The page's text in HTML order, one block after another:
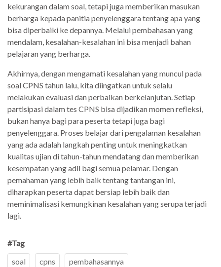
kekurangan dalam soal, tetapi juga memberikan masukan
berharga kepada panitia penyelenggara tentang apa yang
bisa diperbaiki ke depannya. Melalui pembahasan yang
mendalam, kesalahan-kesalahan ini bisa menjadi bahan
pelajaran yang berharga.
Akhirnya, dengan mengamati kesalahan yang muncul pada
soal CPNS tahun lalu, kita diingatkan untuk selalu
melakukan evaluasi dan perbaikan berkelanjutan. Setiap
partisipasi dalam tes CPNS bisa dijadikan momen refleksi,
bukan hanya bagi para peserta tetapi juga bagi
penyelenggara. Proses belajar dari pengalaman kesalahan
yang ada adalah langkah penting untuk meningkatkan
kualitas ujian di tahun-tahun mendatang dan memberikan
kesempatan yang adil bagi semua pelamar. Dengan
pemahaman yang lebih baik tentang tantangan ini,
diharapkan peserta dapat bersiap lebih baik dan
meminimalisasi kemungkinan kesalahan yang serupa terjadi
lagi.
#Tag
soal
cpns pembahasannya